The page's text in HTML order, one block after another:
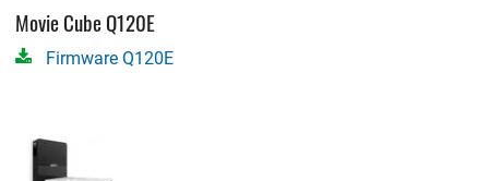
Movie Cube Q120E
Firmware Q120E